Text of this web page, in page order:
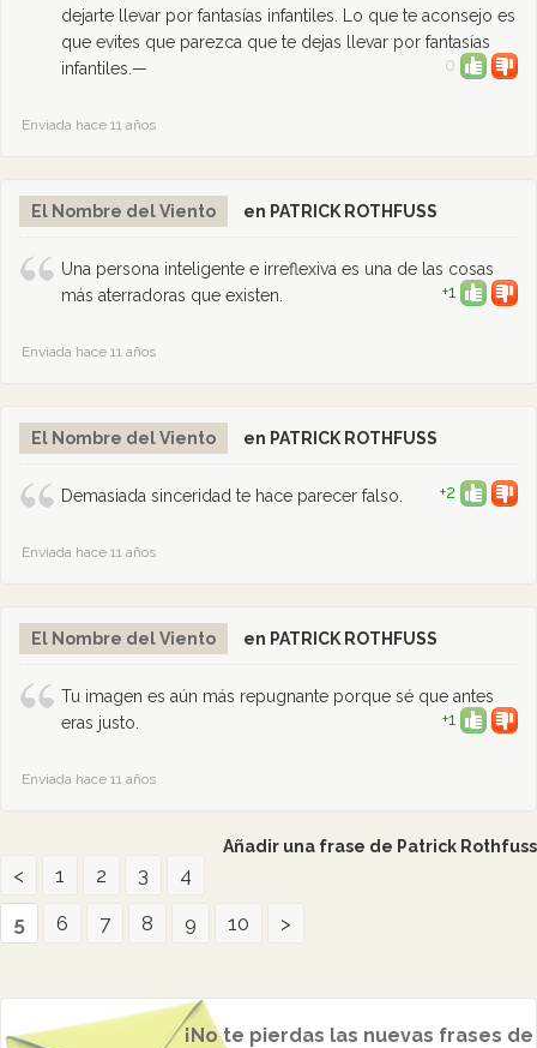
dejarte llevar por fantasías infantiles. Lo que te aconsejo es
que evites que parezca que te dejas llevar por fantasías
infantiles.—
0
Enviada hace 11 años
El Nombre del Viento en PATRICK ROTHFUSS
Una persona inteligente e irreflexiva es una de las cosas
más aterradoras que existen.
+1
Enviada hace 11 años
El Nombre del Viento en PATRICK ROTHFUSS
Demasiada sinceridad te hace parecer falso. +2
Enviada hace 11 años
El Nombre del Viento en PATRICK ROTHFUSS
Tu imagen es aún más repugnante porque sé que antes
eras justo.
+1
Enviada hace 11 años
Añadir una frase de Patrick Rothfuss
< 1 2 3
4
5
6 7 8 9 10 >
¡No te pierdas las nuevas frases de